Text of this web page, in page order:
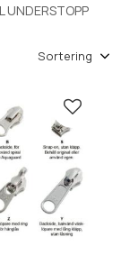
UNDERSTOPP
Lägg